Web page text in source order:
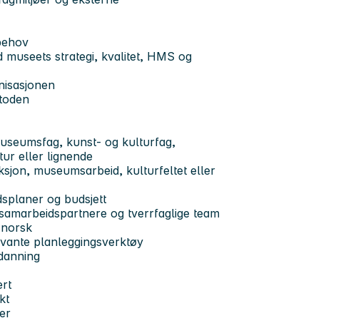
strategi, kvalitet, HMS og
kunst- og kulturfag,
eller lignende
museumsarbeid, kulturfeltet eller
og budsjett
og tverrfaglige team
planleggingsverktøy